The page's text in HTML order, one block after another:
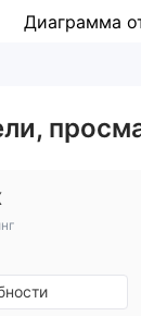
Диаграмма
в Австралия
(MM)